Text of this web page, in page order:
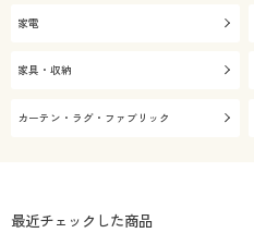
家電
家具・収納
カーテン・ラグ・ファブリック
最近チェックした商品